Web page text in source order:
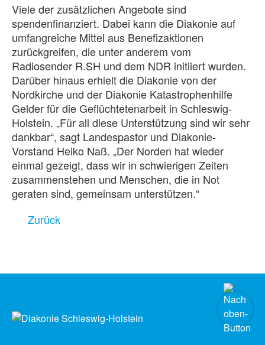
Viele der zusätzlichen Angebote sind
spendenfinanziert. Dabei kann die Diakonie auf
umfangreiche Mittel aus Benefizaktionen
zurückgreifen, die unter anderem vom
Radiosender R.SH und dem NDR initiiert wurden.
Darüber hinaus erhielt die Diakonie von der
Nordkirche und der Diakonie Katastrophenhilfe
Gelder für die Geflüchtetenarbeit in Schleswig-
Holstein. „Für all diese Unterstützung sind wir sehr
dankbar“, sagt Landespastor und Diakonie-
Vorstand Heiko Naß. „Der Norden hat wieder
einmal gezeigt, dass wir in schwierigen Zeiten
zusammenstehen und Menschen, die in Not
geraten sind, gemeinsam unterstützen.“
Zurück